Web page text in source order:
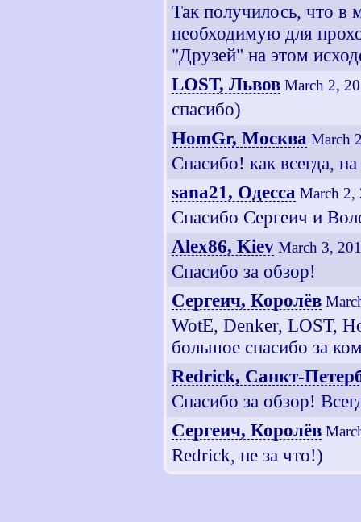
Так получилось, что в
необходимую для
"Друзей" на этом
LOST, Львов March 2,
спасибо)
HomGr, Москва March
Спасибо! как всегда,
sana21, Одесса March 2,
Спасибо Сергеич и
Alex86, Kiev March 3,
Спасибо за обзор!
Сергеич, Королёв
WotE, Denker, LOST,
большое спасибо за
Redrick, Санкт-
Спасибо за обзор!
Сергеич, Королёв
Redrick, не за что!)